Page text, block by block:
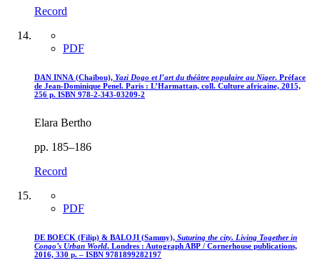
Record
PDF
DAN INNA (Chaïbou), Yazi Dogo et l’art du théâtre populaire au Niger. Préface
de Jean-Dominique Penel. Paris : L’Harmattan, coll. Culture africaine, 2015,
256 p. ISBN 978-2-343-03209-2
Elara Bertho
pp. 185–186
Record
PDF
DE BOECK (Filip) & BALOJI (Sammy), Suturing the city. Living Together in
Congo’s Urban World. Londres : Autograph ABP / Cornerhouse publications,
2016, 330 p. – ISBN 9781899282197